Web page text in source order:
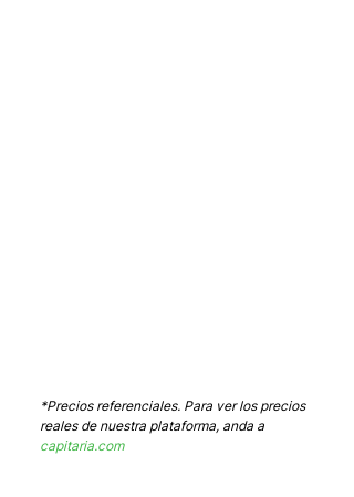
*Precios referenciales. Para ver los precios
reales de nuestra plataforma, anda a
capitaria.com